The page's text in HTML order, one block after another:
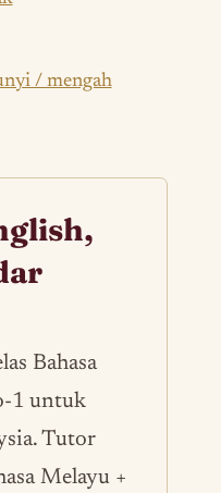
/ mengah
Bahasa
1 untuk
Tutor
Melayu +